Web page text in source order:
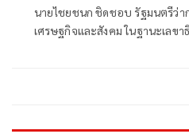
นายไชยชนก ชิดชอบ รัฐมนตรีว่า
เศรษฐกิจและสังคม ในฐานะเลข